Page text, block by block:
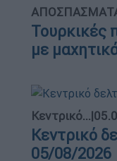
Τουρκικές
με
Κεντρικό...|
Κεντρικό
05/08/2026